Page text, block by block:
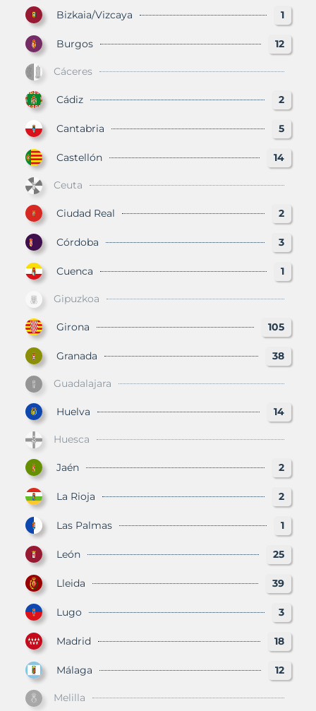
Bizkaia/Vizcaya 1
Burgos 12
Cáceres
Cádiz 2
Cantabria 5
Castellón 14
Ceuta
Ciudad Real 2
Córdoba 3
Cuenca 1
Gipuzkoa
Girona 105
Granada 38
Guadalajara
Huelva 14
Huesca
Jaén 2
La Rioja 2
Las Palmas 1
León 25
Lleida 39
Lugo 3
Madrid 18
Málaga 12
Melilla